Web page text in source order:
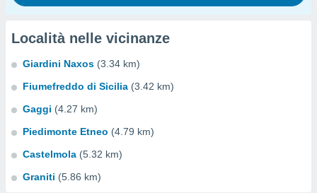
Località nelle vicinanze
Giardini Naxos (3.34 km)
Fiumefreddo di Sicilia (3.42 km)
Gaggi (4.27 km)
Piedimonte Etneo (4.79 km)
Castelmola (5.32 km)
Graniti (5.86 km)